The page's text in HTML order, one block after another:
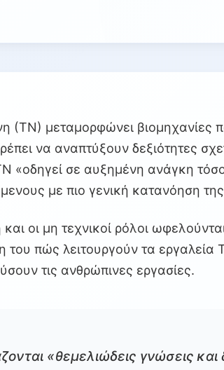
(ΤΝ) μεταμορφώνει βιομηχανίες
να αναπτύξουν δεξιότητες
«οδηγεί σε αυξημένη ανάγκη τόσο
με πιο γενική κατανόηση
οι μη τεχνικοί ρόλοι
πώς λειτουργούν τα εργαλεία
τις ανθρώπινες εργασίες.
«θεμελιώδεις γνώσεις